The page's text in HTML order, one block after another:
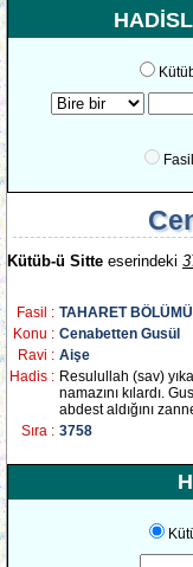
Fasil
Kütüb-ü Sitte eserindeki
Fasil : TAHARET BÖLÜMÜ
Konu : Cenabetten Gusül
Ravi : Aişe
Hadis : Resulullah (sav)
namazını kılardı.
abdest aldığını
Sıra : 3758